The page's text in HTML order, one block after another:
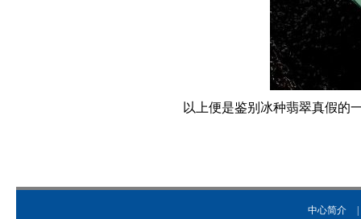
以上便是鉴别冰种翡翠真假的一
中心简介